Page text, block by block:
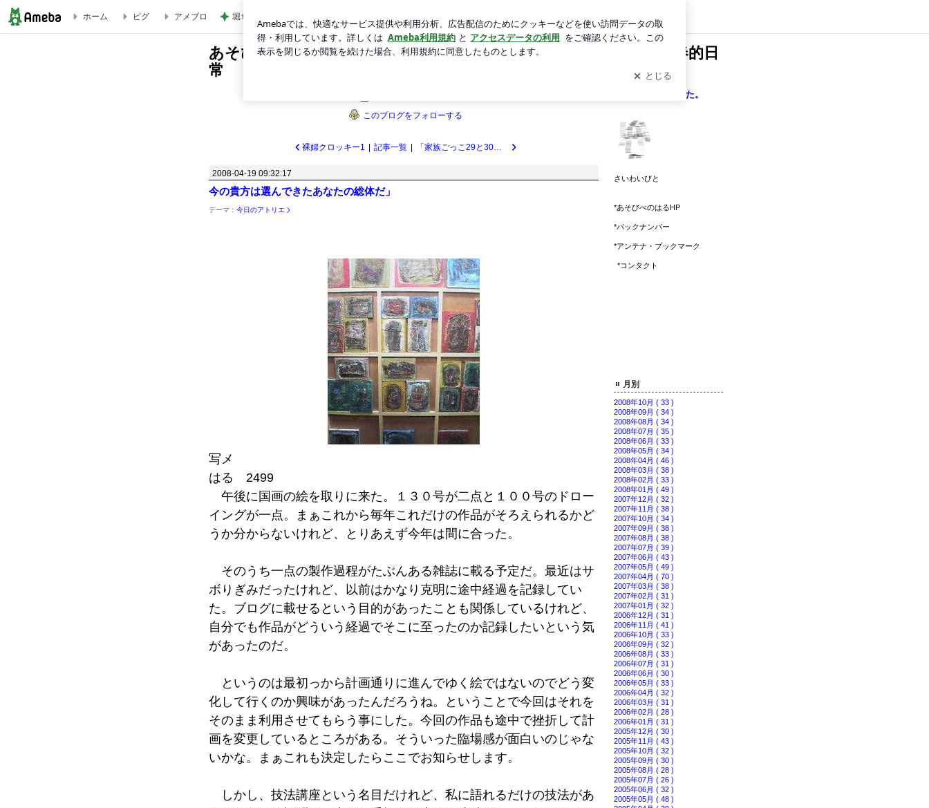
今の貴方は選んできたあなたの総体だ」 | あそびべのはる・ここだけの日々・・・・・・・・・画家・榎並和春的日常
ホーム ピグ アメブロ 堀ちえみ 愛犬三姉妹の記念撮影
あそびべのはる・ここだけの日々・・・・・・・・・画家・榎並和春的日
常
ここに引越しました。
さいわいびと
*あそびべのはるHP
*バックナンバー
*アンテナ・ブックマーク
*コンタクト
月別
2008年10月 ( 33 )
2008年09月 ( 34 )
2008年08月 ( 34 )
2008年07月 ( 35 )
2008年06月 ( 33 )
2008年05月 ( 34 )
2008年04月 ( 46 )
2008年03月 ( 38 )
2008年02月 ( 33 )
2008年01月 ( 49 )
2007年12月 ( 32 )
2007年11月 ( 38 )
2007年10月 ( 34 )
2007年09月 ( 38 )
2007年08月 ( 38 )
2007年07月 ( 39 )
2007年06月 ( 43 )
2007年05月 ( 49 )
2007年04月 ( 70 )
2007年03月 ( 38 )
2007年02月 ( 31 )
2007年01月 ( 32 )
2006年12月 ( 31 )
2006年11月 ( 41 )
2006年10月 ( 33 )
2006年09月 ( 32 )
2006年08月 ( 33 )
2006年07月 ( 31 )
2006年06月 ( 30 )
2006年05月 ( 33 )
2006年04月 ( 32 )
2006年03月 ( 31 )
2006年02月 ( 28 )
2006年01月 ( 31 )
2005年12月 ( 30 )
2005年11月 ( 43 )
2005年10月 ( 32 )
2005年09月 ( 30 )
2005年08月 ( 28 )
2005年07月 ( 26 )
2005年06月 ( 32 )
2005年05月 ( 48 )
このブログをフォローする
裸婦クロッキー1 記事一覧 「家族ごっこ29と30完」
2008-04-19 09:32:17
今の貴方は選んできたあなたの総体だ」
テーマ： 今日のアトリエ
写メ
はる 2499
午後に国画の絵を取りに来た。１３０号が二点と１００号のドロー
イングが一点。まぁこれから毎年これだけの作品がそろえられるかど
うか分からないけれど、とりあえず今年は間に合った。
そのうち一点の製作過程がたぶんある雑誌に載る予定だ。最近はサ
ボりぎみだったけれど、以前はかなり克明に途中経過を記録してい
た。ブログに載せるという目的があったことも関係しているけれど、
自分でも作品がどういう経過でそこに至ったのか記録したいという気
があったのだ。
というのは最初っから計画通りに進んでゆく絵ではないのでどう変
化して行くのか興味があったんだろうね。ということで今回はそれを
そのまま利用させてもらう事にした。今回の作品も途中で挫折して計
画を変更しているところがある。そういった臨場感が面白いのじゃな
いかな。まぁこれも決定したらここでお知らせします。
しかし、技法講座という名目だけれど、私に語れるだけの技法があ